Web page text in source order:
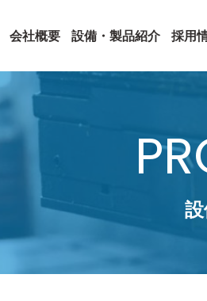
会社概要 設備・製品紹介 採用